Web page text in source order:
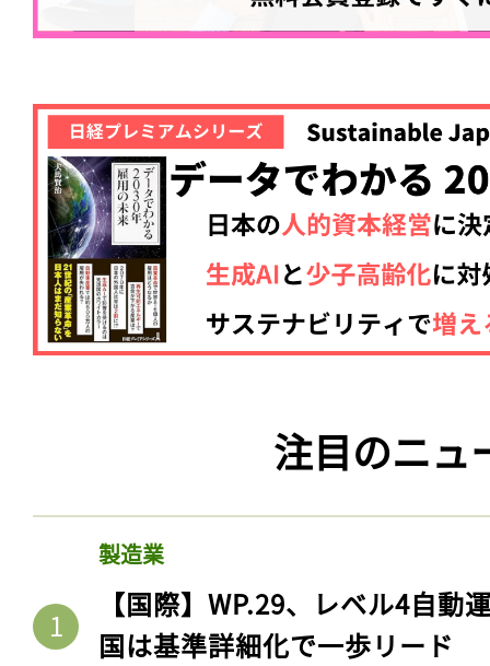
注目のニュ
製造業
【国際】WP.29、レベル4自動
国は基準詳細化で一歩リード